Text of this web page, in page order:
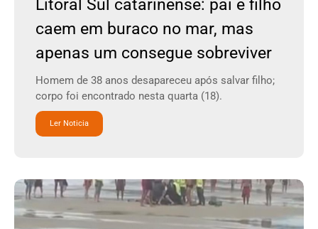
Litoral Sul catarinense: pai e filho
caem em buraco no mar, mas
apenas um consegue sobreviver
Homem de 38 anos desapareceu após salvar filho;
corpo foi encontrado nesta quarta (18).
Ler Noticia